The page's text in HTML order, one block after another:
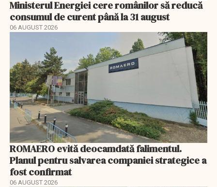
Ministerul Energiei cere românilor să reducă
consumul de curent până la 31 august
06 AUGUST 2026
ROMAERO evită deocamdată falimentul.
Planul pentru salvarea companiei strategice a
fost confirmat
06 AUGUST 2026